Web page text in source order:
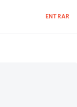
ENTRAR